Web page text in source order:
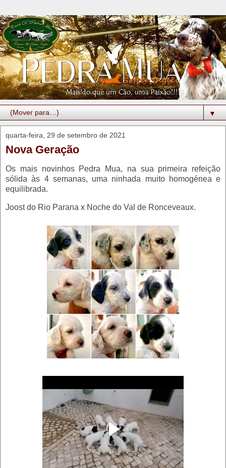
▼
quarta-feira, 29 de setembro de 2021
Nova Geração
Os mais novinhos Pedra Mua, na sua primeira refeição
sólida às 4 semanas, uma ninhada muito homogénea e
equilibrada.
Joost do Rio Parana x Noche do Val de Ronceveaux.